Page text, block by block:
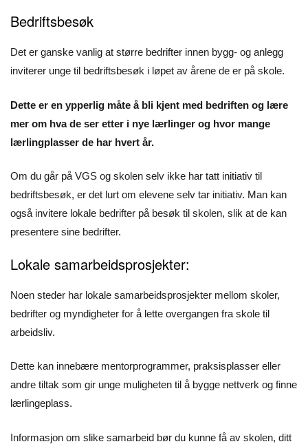
Bedriftsbesøk
Det er ganske vanlig at større bedrifter innen bygg- og anlegg
inviterer unge til bedriftsbesøk i løpet av årene de er på skole.
Dette er en ypperlig måte å bli kjent med bedriften og lære
mer om hva de ser etter i nye lærlinger og hvor mange
lærlingplasser de har hvert år.
Om du går på VGS og skolen selv ikke har tatt initiativ til
bedriftsbesøk, er det lurt om elevene selv tar initiativ. Man kan
også invitere lokale bedrifter på besøk til skolen, slik at de kan
presentere sine bedrifter.
Lokale samarbeidsprosjekter:
Noen steder har lokale samarbeidsprosjekter mellom skoler,
bedrifter og myndigheter for å lette overgangen fra skole til
arbeidsliv.
Dette kan innebære mentorprogrammer, praksisplasser eller
andre tiltak som gir unge muligheten til å bygge nettverk og finne
lærlingeplass.
Informasjon om slike samarbeid bør du kunne få av skolen, ditt